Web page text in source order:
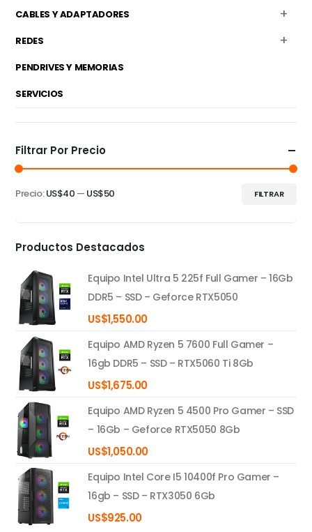
CABLES Y ADAPTADORES
REDES
PENDRIVES Y MEMORIAS
SERVICIOS
Filtrar Por Precio
mínimo
máximo
FILTRAR
Precio:US$40 — US$50
Productos Destacados
Equipo Intel Ultra 5 225f Full Gamer – 16Gb
DDR5 – SSD – Geforce RTX5050
US$1,550.00
Equipo AMD Ryzen 5 7600 Full Gamer –
16gb DDR5 – SSD – RTX5060 Ti 8Gb
US$1,675.00
Equipo AMD Ryzen 5 4500 Pro Gamer – SSD
– 16Gb – Geforce RTX5050 8Gb
US$1,050.00
Equipo Intel Core I5 10400f Pro Gamer –
16gb – SSD – RTX3050 6Gb
US$925.00